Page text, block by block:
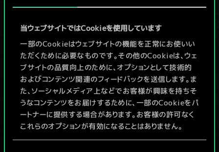
当ウェブサイトではCookieを使用しています
一部のCookieはウェブサイトの機能を正常にお使いい
ただくために必要なものです。その他のCookieは、ウェ
ブサイトの品質向上のために、オプションとして技術的
およびコンテンツ関連のフィードバックを送信します。ま
た、ソーシャルメディア上などでお客様が興味を持ちそ
うなコンテンツをお届けするために、一部のCookieをパ
ートナーに提供する場合があります。お客様の許可なく
これらのオプションが有効になることはありません。
りませんが、
続々追加中！
デッキ名入力＆ガイドを作成
デッキを編集
/